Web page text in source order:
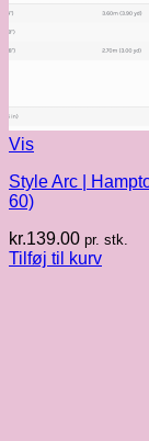
Vis
Style Arc |
60)
kr.139.00 pr. stk.
Tilføj til kurv